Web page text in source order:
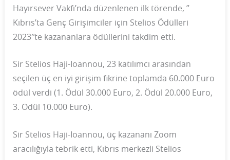
Hayırsever Vakfı’nda düzenlenen ilk törende, ”
Kıbrıs’ta Genç Girişimciler için Stelios Ödülleri
2023″te kazananlara ödüllerini takdim etti.
Sir Stelios Haji-Ioannou, 23 katılımcı arasından
seçilen üç en iyi girişim fikrine toplamda 60.000 Euro
ödül verdi (1. Ödül 30.000 Euro, 2. Ödül 20.000 Euro,
3. Ödül 10.000 Euro).
Sir Stelios Haji-Ioannou, üç kazananı Zoom
aracılığıyla tebrik etti, Kıbrıs merkezli Stelios